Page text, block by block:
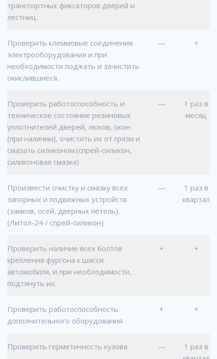
транспортных фиксаторов дверей и
лестниц.
Проверить клеммовые соединения
электрооборудования и при
необходимости поджать и зачистить
окислившиеся.
— +
Проверить работоспособность и
техническое состояние резиновых
уплотнителей дверей, люков, окон
(при наличии), очистить их от грязи и
смазать силиконом.(спрей-силикон,
силиконовая смазка)
—
1 раз в
месяц
Произвести очистку и смазку всех
запорных и подвижных устройств
(замков, осей, дверных петель).
(Литол-24 / спрей-силикон)
—
1 раз в
квартал
Проверить наличие всех болтов
крепления фургона к шасси
автомобиля, и при необходимости,
подтянуть их.
+ +
Проверить работоспособность
дополнительного оборудования.
+ +
Проверить герметичность кузова. —
1 раз в